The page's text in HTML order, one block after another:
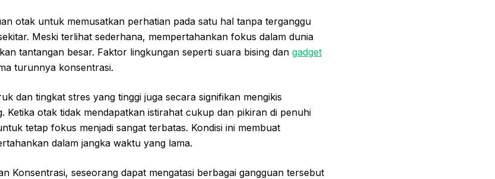
otak untuk memusatkan perhatian pada satu hal tanpa terganggu
Meski terlihat sederhana, mempertahankan fokus dalam dunia
tantangan besar. Faktor lingkungan seperti suara bising dan gadget
turunnya konsentrasi.
dan tingkat stres yang tinggi juga secara signifikan mengikis
Ketika otak tidak mendapatkan istirahat cukup dan pikiran di penuhi
tetap fokus menjadi sangat terbatas. Kondisi ini membuat
dalam jangka waktu yang lama.
Konsentrasi, seseorang dapat mengatasi berbagai gangguan tersebut